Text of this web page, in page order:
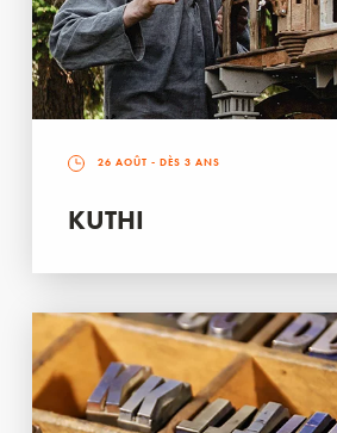
26 AOÛT - DÈS 3 ANS
KUTHI